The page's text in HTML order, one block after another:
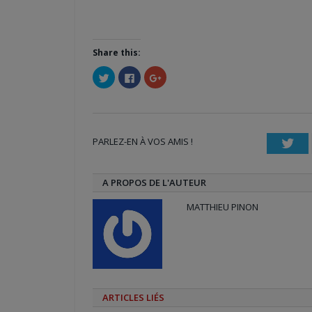
Share this:
Cliquez
pour
partager
fenêtre)
Cliquez
pour
partager
fenêtre)
Cliquez
pour
nouvelle
PARLEZ-EN À VOS AMIS !
A PROPOS DE L'AUTEUR
MATTHIEU PINON
ARTICLES LIÉS